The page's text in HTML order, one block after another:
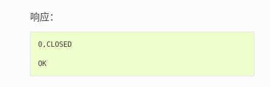
响应：
0,CLOSED
OK